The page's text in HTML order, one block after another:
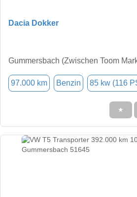
Dacia Dokker
Gummersbach (Zwischen Toom
97.000 km Benzin 85 kw (116
★